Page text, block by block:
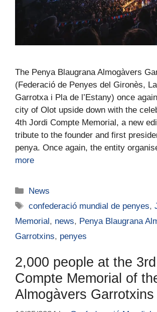
The Penya Blaugrana Almogàvers
(Federació de Penyes del Gironès,
Garrotxa i Pla de l’Estany) once
city of Olot upside down with the
4th Jordi Compte Memorial, a new
tribute to the founder and first
penya. Once again, the entity
more
News
confederació mundial de penyes,
Memorial , news, Penya Blaugrana
Garrotxins, penyes
2,000 people at the
Compte Memorial of
Almogàvers Garrotxins